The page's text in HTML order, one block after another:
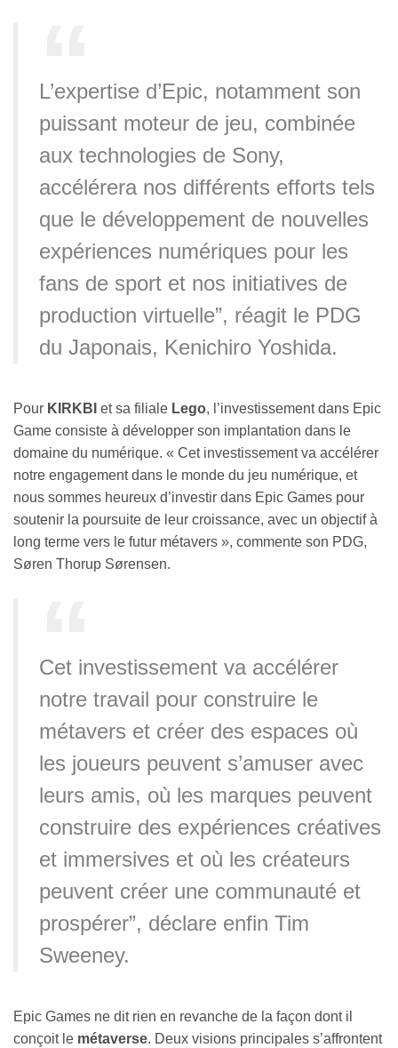
L’expertise d’Epic, notamment son
puissant moteur de jeu, combinée
aux technologies de Sony,
accélérera nos différents efforts tels
que le développement de nouvelles
expériences numériques pour les
fans de sport et nos initiatives de
production virtuelle”, réagit le PDG
du Japonais, Kenichiro Yoshida.
Pour KIRKBI et sa filiale Lego, l’investissement dans Epic
Game consiste à développer son implantation dans le
domaine du numérique. « Cet investissement va accélérer
notre engagement dans le monde du jeu numérique, et
nous sommes heureux d’investir dans Epic Games pour
soutenir la poursuite de leur croissance, avec un objectif à
long terme vers le futur métavers », commente son PDG,
Søren Thorup Sørensen.
Cet investissement va accélérer
notre travail pour construire le
métavers et créer des espaces où
les joueurs peuvent s’amuser avec
leurs amis, où les marques peuvent
construire des expériences créatives
et immersives et où les créateurs
peuvent créer une communauté et
prospérer”, déclare enfin Tim
Sweeney.
Epic Games ne dit rien en revanche de la façon dont il
conçoit le métaverse. Deux visions principales s’affrontent